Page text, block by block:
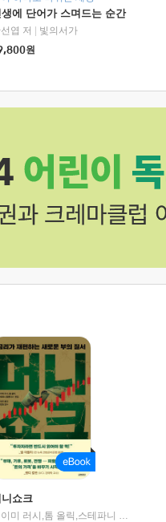
생에 단어가 스며드는 순간
엽 저
빛의서가
원
니쇼크
제이미 러시,톰 올릭,스테파니 플랜더스 편저/임경은 역/박정호 감수